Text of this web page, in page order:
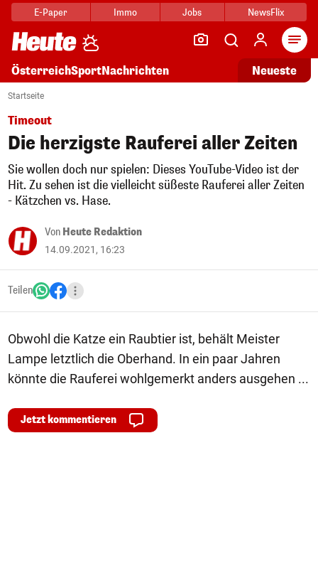
E-Paper Immo Jobs NewsFlix
ÖsterreichSportNachrichten Neueste
Startseite
Timeout
Die herzigste Rauferei aller Zeiten
Sie wollen doch nur spielen: Dieses YouTube-Video ist der
Hit. Zu sehen ist die vielleicht süßeste Rauferei aller Zeiten
- Kätzchen vs. Hase.
Von Heute Redaktion
14.09.2021, 16:23
Teilen
Obwohl die Katze ein Raubtier ist, behält Meister
Lampe letztlich die Oberhand. In ein paar Jahren
könnte die Rauferei wohlgemerkt anders ausgehen ...
Jetzt kommentieren